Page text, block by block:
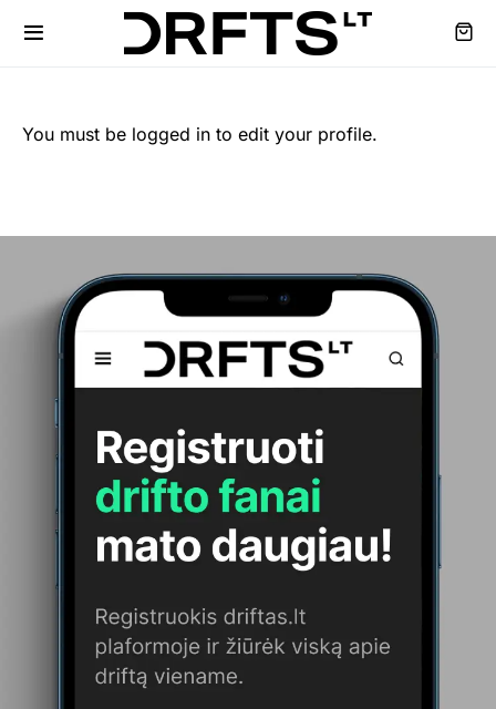
You must be logged in to edit your profile.